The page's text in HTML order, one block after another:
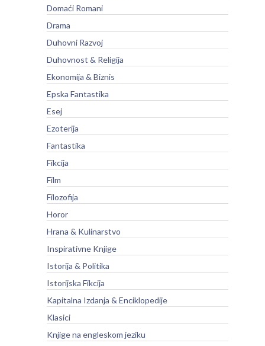
Domaći Romani
Drama
Duhovni Razvoj
Duhovnost & Religija
Ekonomija & Biznis
Epska Fantastika
Esej
Ezoterija
Fantastika
Fikcija
Film
Filozofija
Horor
Hrana & Kulinarstvo
Inspirativne Knjige
Istorija & Politika
Istorijska Fikcija
Kapitalna Izdanja & Enciklopedije
Klasici
Knjige na engleskom jeziku